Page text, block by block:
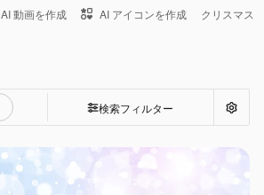
AI 動画を作成 AI アイコンを作成 クリスマス
検索フィルター